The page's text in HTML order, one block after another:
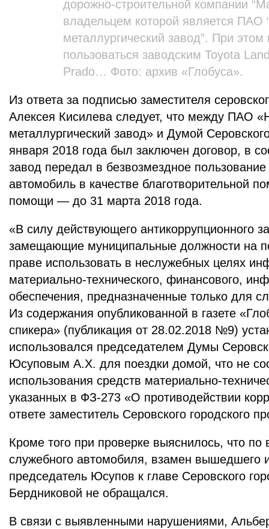
дорожно-строительной компании
владельцем которой является ПАО
металлургический завод”. При
пользоваться заводским Toyota
Prado… Фото: архив «Глобуса».
Из ответа за подписью заместителя
Алексея Кисилева следует, что между ПАО
металлургический завод» и Думой
января 2018 года был заключен договор, в
завод передал в безвозмездное
автомобиль в качестве благотворительной
помощи — до 31 марта 2018 года.
«В силу действующего антикоррупционного
замещающие муниципальные должности на
праве использовать в неслужебных целях
материально-технического, финансового,
обеспечения, предназначенные только для
Из содержания опубликованной в газете
спикера» (публикация от 28.02.2018 №9)
использовался председателем Думы
Юсуповым А.Х. для поездки домой, что не
использования средств материально-
указанных в ФЗ-273 «О противодействии
ответе заместитель Серовского городского
Кроме того при проверке выяснилось, что по
служебного автомобиля, взамен вышедшего
председатель Юсупов к главе Серовского
Бердниковой не обращался.
В связи с выявленными нарушениями,